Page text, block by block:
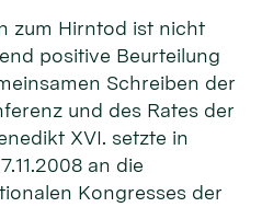
zum Hirntod ist nicht
positive Beurteilung
Schreiben der
und des Rates der
XVI. setzte in
an die
Kongresses der